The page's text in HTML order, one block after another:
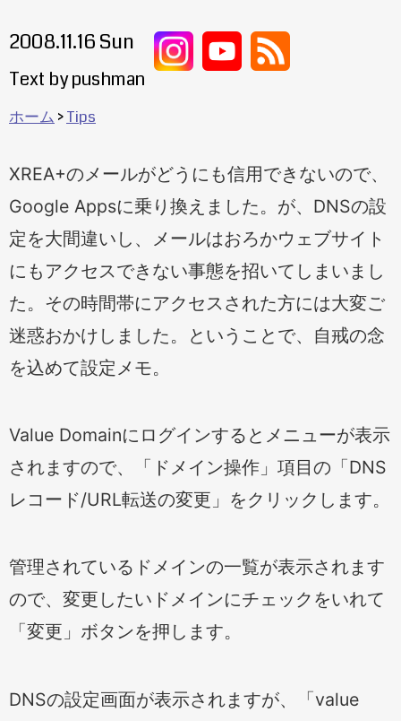
XREA+のメールがどうにも信用できないので、
Google Appsに乗り換えました。が、DNSの設
定を大間違いし、メールはおろかウェブサイト
にもアクセスできない事態を招いてしまいまし
た。その時間帯にアクセスされた方には大変ご
迷惑おかけしました。ということで、自戒の念
を込めて設定メモ。
Value Domainにログインするとメニューが表示
されますので、「ドメイン操作」項目の「DNS
レコード/URL転送の変更」をクリックします。
管理されているドメインの一覧が表示されます
ので、変更したいドメインにチェックをいれて
「変更」ボタンを押します。
DNSの設定画面が表示されますが、「value
2008.11.16 Sun
Text by pushman
ホーム Tips